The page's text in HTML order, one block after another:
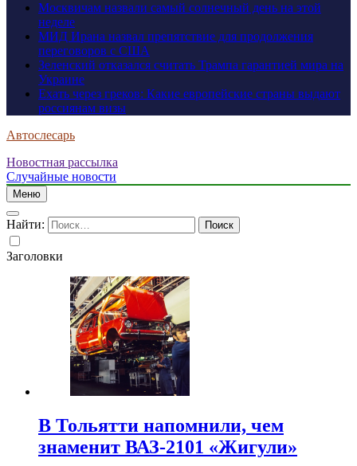
Москвичам назвали самый солнечный день на этой
неделе
МИД Ирана назвал препятствие для продолжения
переговоров с США
Зеленский отказался считать Трампа гарантией мира на
Украине
Ехать через греков: Какие европейские страны выдают
россиянам визы
Автослесарь
Новостная рассылка
Случайные новости
Меню
Найти:
Заголовки
В Тольятти напомнили, чем
знаменит ВАЗ-2101 «Жигули»